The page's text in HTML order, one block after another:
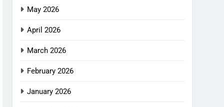
May 2026
April 2026
March 2026
February 2026
January 2026